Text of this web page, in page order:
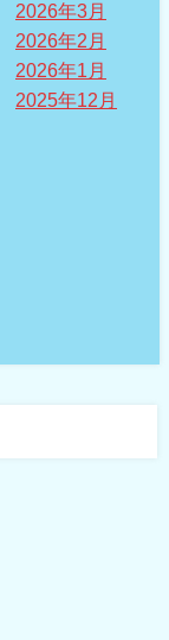
2026年3月
2026年2月
2026年1月
2025年12月